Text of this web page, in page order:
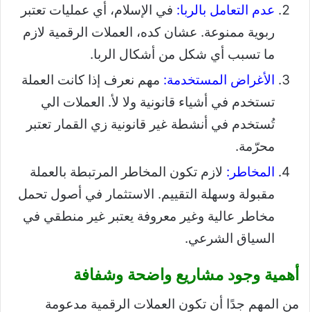
عدم التعامل بالربا: في الإسلام، أي عمليات تعتبر
ربوية ممنوعة. عشان كده، العملات الرقمية لازم
ما تسبب أي شكل من أشكال الربا.
الأغراض المستخدمة: مهم نعرف إذا كانت العملة
تستخدم في أشياء قانونية ولا لأ. العملات الي
تُستخدم في أنشطة غير قانونية زي القمار تعتبر
محرّمة.
المخاطر: لازم تكون المخاطر المرتبطة بالعملة
مقبولة وسهلة التقييم. الاستثمار في أصول تحمل
مخاطر عالية وغير معروفة يعتبر غير منطقي في
السياق الشرعي.
أهمية وجود مشاريع واضحة وشفافة
من المهم جدًا أن تكون العملات الرقمية مدعومة